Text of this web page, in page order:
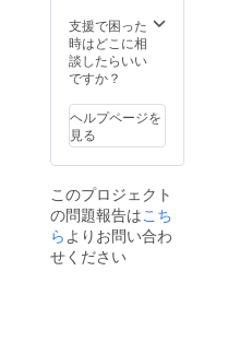
れる場
合があ
りま
す。
支援で困った
時はどこに相
談したらいい
ですか？
ヘルプページを
見る
このプロジェクト
の問題報告はこち
ら よりお問い合わ
せください